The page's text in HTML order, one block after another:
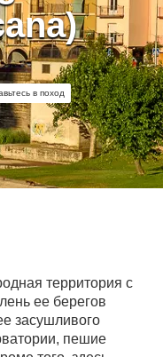
в поход
территория с
ее берегов
засушливого
пешие